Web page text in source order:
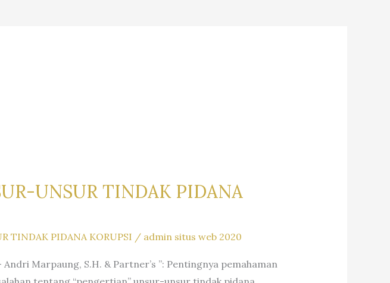
UNSUR TINDAK PIDANA
TINDAK PIDANA KORUPSI / admin situs web 2020
Marpaung, S.H. & Partner’s ”: Pentingnya pemahaman